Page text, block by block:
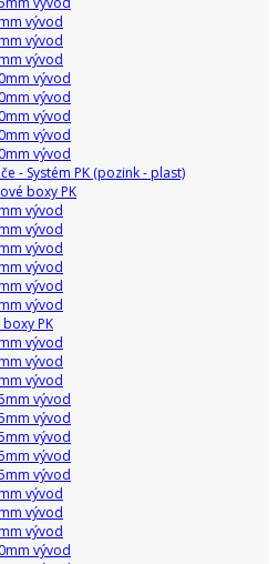
vývod
vývod
vývod
vývod
vývod
vývod
vývod
vývod
- Systém PK (pozink - plast)
boxy PK
vývod
vývod
vývod
vývod
vývod
vývod
PK
vývod
vývod
vývod
vývod
vývod
vývod
vývod
vývod
vývod
vývod
vývod
vývod